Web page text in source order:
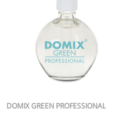
DOMIX GREEN PROFESSIONAL